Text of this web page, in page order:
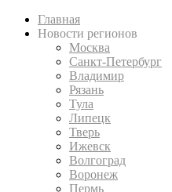
Главная
Новости регионов
Москва
Санкт-Петербург
Владимир
Рязань
Тула
Липецк
Тверь
Ижевск
Волгоград
Воронеж
Пермь